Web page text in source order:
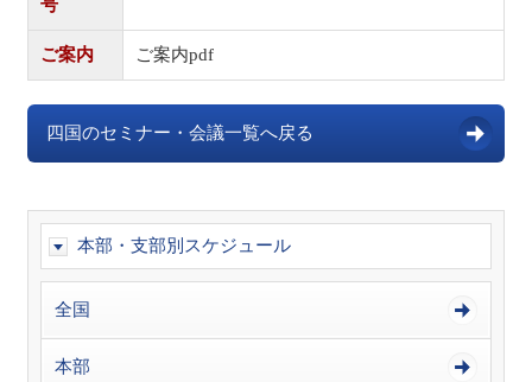
号
ご案内 ご案内pdf
四国のセミナー・会議一覧へ戻る
本部・支部別スケジュール
全国
本部